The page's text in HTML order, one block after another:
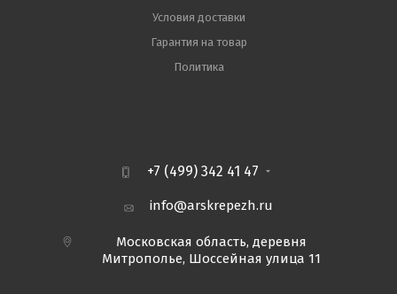
Условия доставки
Гарантия на товар
Политика
+7 (499) 342 41 47
info@arskrepezh.ru
Московская область, деревня
Митрополье, Шоссейная улица 11